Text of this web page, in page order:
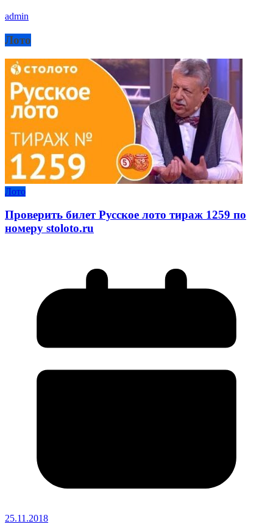
admin
Лото
Лото
Проверить билет Русское лото тираж 1259 по
номеру stoloto.ru
25.11.2018